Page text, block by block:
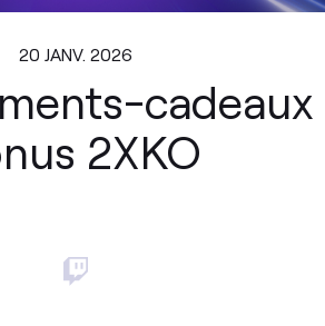
20 JANV. 2026
cadeaux
2XKO